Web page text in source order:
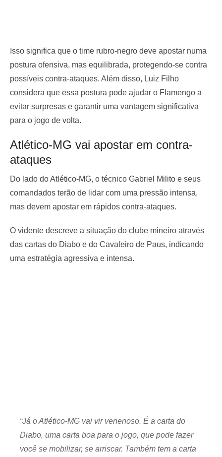
Isso significa que o time rubro-negro deve apostar numa
postura ofensiva, mas equilibrada, protegendo-se contra
possíveis contra-ataques. Além disso, Luiz Filho
considera que essa postura pode ajudar o Flamengo a
evitar surpresas e garantir uma vantagem significativa
para o jogo de volta.
Atlético-MG vai apostar em contra-
ataques
Do lado do Atlético-MG, o técnico Gabriel Milito e seus
comandados terão de lidar com uma pressão intensa,
mas devem apostar em rápidos contra-ataques.
O vidente descreve a situação do clube mineiro através
das cartas do Diabo e do Cavaleiro de Paus, indicando
uma estratégia agressiva e intensa.
“Já o Atlético-MG vai vir venenoso. É a carta do
Diabo, uma carta boa para o jogo, que pode fazer
você se mobilizar, se arriscar. Também tem a carta